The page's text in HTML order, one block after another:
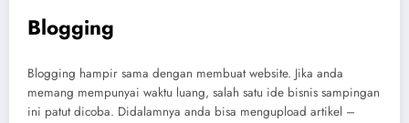
Blogging
Blogging hampir sama dengan membuat website. Jika anda
memang mempunyai waktu luang, salah satu ide bisnis sampingan
ini patut dicoba. Didalamnya anda bisa mengupload artikel –